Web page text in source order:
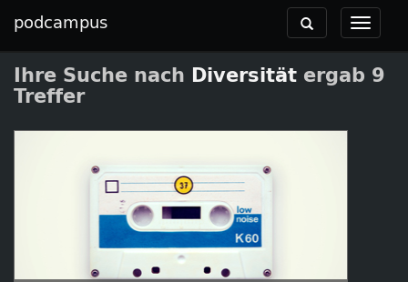
podcampus
Toggle
Toggle
navigation
Ihre Suche nach Diversität ergab 9
Treffer